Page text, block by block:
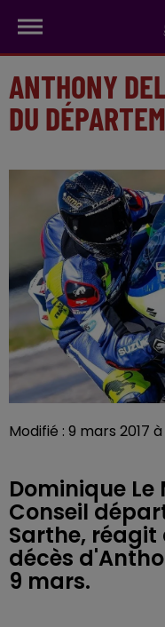
ANTHONY
DU
Modifié : 9 mars 2017
Dominique
Conseil
Sarthe,
décès
9 mars.